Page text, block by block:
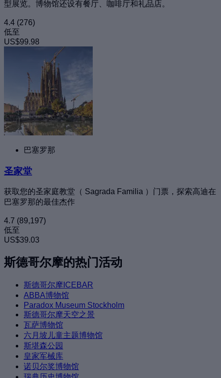
型展览。博物馆还设有餐厅、咖啡厅和礼品店。
4.4 (276)
低至
US$99.98
巴塞罗那
圣家堂
获取您的圣家庭教堂（ Sagrada Familia ）门票，探索高迪在
巴塞罗那的最佳杰作
4.7 (89,197)
低至
US$39.03
斯德哥尔摩的热门活动
斯德哥尔摩ICEBAR
ABBA博物馆
Paradox Museum Stockholm
斯德哥尔摩天空之景
瓦萨博物馆
六月坡儿童主题博物馆
斯堪森公园
皇家军械库
诺贝尔奖博物馆